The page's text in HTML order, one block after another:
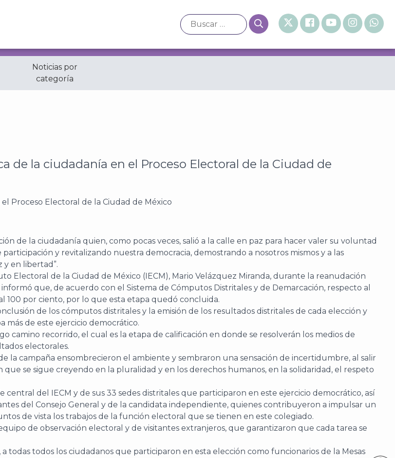
Noticias por
categoría
en el Proceso Electoral de la Ciudad de México
de la ciudadanía en el Proceso Electoral de la Ciudad de
de la ciudadanía quien, como pocas veces, salió a la calle en paz para hacer valer su voluntad
y revitalizando nuestra democracia, demostrando a nosotros mismos y a las
en libertad”.
Electoral de la Ciudad de México (IECM), Mario Velázquez Miranda, durante la reanudación
que, de acuerdo con el Sistema de Cómputos Distritales y de Demarcación, respecto al
100 por ciento, por lo que esta etapa quedó concluida.
de los cómputos distritales y la emisión de los resultados distritales de cada elección y
más de este ejercicio democrático.
camino recorrido, el cual es la etapa de calificación en donde se resolverán los medios de
electorales.
la campaña ensombrecieron el ambiente y sembraron una sensación de incertidumbre, al salir
se sigue creyendo en la pluralidad y en los derechos humanos, en la solidaridad, el respeto
del IECM y de sus 33 sedes distritales que participaron en este ejercicio democrático, así
del Consejo General y de la candidata independiente, quienes contribuyeron a impulsar un
de vista los trabajos de la función electoral que se tienen en este colegiado.
de observación electoral y de visitantes extranjeros, que garantizaron que cada tarea se
todas todos los ciudadanos que participaron en esta elección como funcionarios de la Mesas